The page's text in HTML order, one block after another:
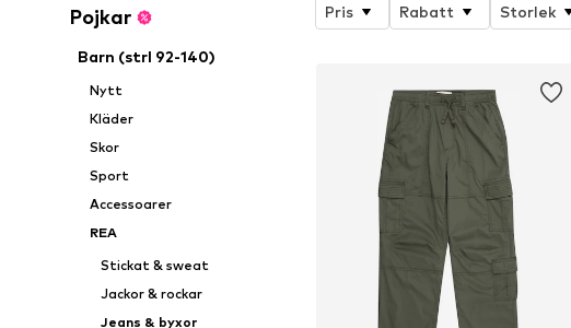
Pojkar
Barn (strl 92-140)
Nytt
Kläder
Skor
Sport
Accessoarer
REA
Stickat & sweat
Jackor & rockar
Jeans & byxor
Pris Rabatt Storlek